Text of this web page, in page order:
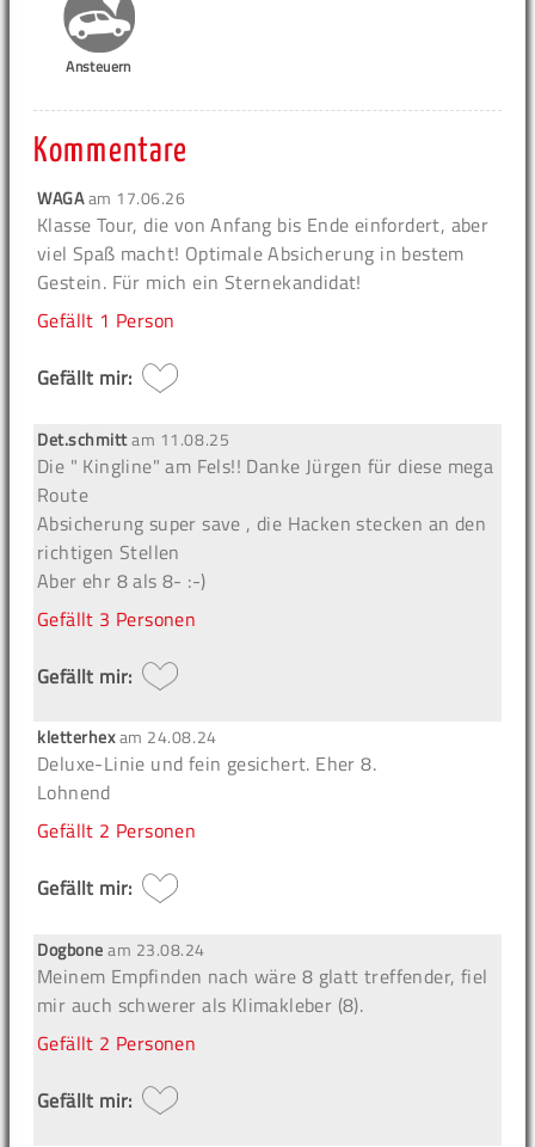
Ansteuern
Kommentare
WAGAam 17.06.26
Klasse Tour, die von Anfang bis Ende einfordert, aber
viel Spaß macht! Optimale Absicherung in bestem
Gestein. Für mich ein Sternekandidat!
Gefällt 1 Person
Gefällt mir:
Det.schmittam 11.08.25
Die " Kingline" am Fels!! Danke Jürgen für diese mega
Route
Absicherung super save , die Hacken stecken an den
richtigen Stellen
Aber ehr 8 als 8- :-)
Gefällt 3 Personen
Gefällt mir:
kletterhexam 24.08.24
Deluxe-Linie und fein gesichert. Eher 8.
Lohnend
Gefällt 2 Personen
Gefällt mir:
Dogboneam 23.08.24
Meinem Empfinden nach wäre 8 glatt treffender, fiel
mir auch schwerer als Klimakleber (8).
Gefällt 2 Personen
Gefällt mir: